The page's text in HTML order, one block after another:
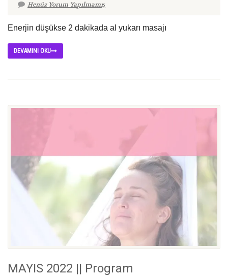
Henüz Yorum Yapılmamış
Enerjin düşükse 2 dakikada al yukarı masajı
DEVAMINI OKU
MAYIS 2022 || Program